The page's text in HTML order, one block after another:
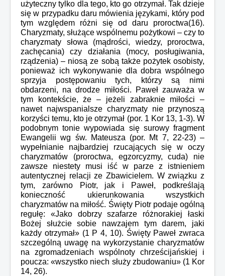
użyteczny tylko dla tego, kto go otrzymał. Tak dzieje
się w przypadku daru mówienia językami, który pod
tym względem różni się od daru proroctwa(16).
Charyzmaty, służące wspólnemu pożytkowi – czy to
charyzmaty słowa (mądrości, wiedzy, proroctwa,
zachęcania) czy działania (mocy, posługiwania,
rządzenia) – niosą ze sobą także pożytek osobisty,
ponieważ ich wykonywanie dla dobra wspólnego
sprzyja postępowaniu tych, którzy są nimi
obdarzeni, na drodze miłości. Paweł zauważa w
tym kontekście, że – jeżeli zabraknie miłości –
nawet najwspanialsze charyzmaty nie przynoszą
korzyści temu, kto je otrzymał (por. 1 Kor 13, 1-3). W
podobnym tonie wypowiada się surowy fragment
Ewangelii wg św. Mateusza (por. Mt 7, 22-23) –
wypełnianie najbardziej rzucających się w oczy
charyzmatów (proroctwa, egzorcyzmy, cuda) nie
zawsze niestety musi iść w parze z istnieniem
autentycznej relacji ze Zbawicielem. W związku z
tym, zarówno Piotr, jak i Paweł, podkreślają
konieczność ukierunkowania wszystkich
charyzmatów na miłość. Święty Piotr podaje ogólną
regułę: «Jako dobrzy szafarze różnorakiej łaski
Bożej służcie sobie nawzajem tym darem, jaki
każdy otrzymał» (1 P 4, 10). Święty Paweł zwraca
szczególną uwagę na wykorzystanie charyzmatów
na zgromadzeniach wspólnoty chrześcijańskiej i
poucza: «wszystko niech służy zbudowaniu» (1 Kor
14, 26).